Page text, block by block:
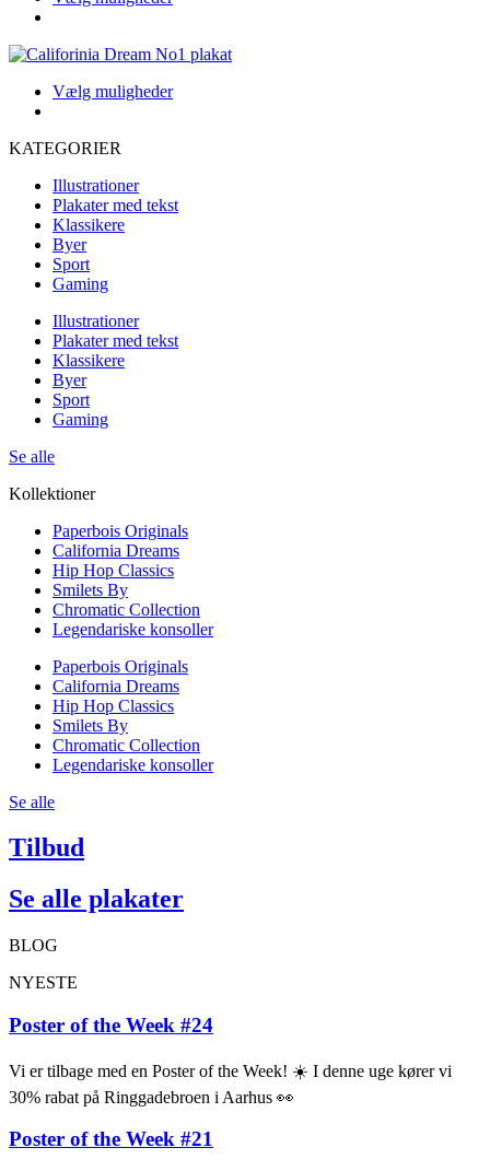
på
flere
Indstillingerne
Vælg mulighederDette
kan
KATEGORIER
Illustrationer
Plakater med tekst
Klassikere
Byer
Sport
Gaming
Illustrationer
Plakater med tekst
Klassikere
Byer
Sport
Gaming
Se alle
Kollektioner
Paperbois Originals
California Dreams
Hip Hop Classics
Smilets By
Chromatic Collection
Legendariske konsoller
Paperbois Originals
California Dreams
Hip Hop Classics
Smilets By
Chromatic Collection
Legendariske konsoller
Se alle
Tilbud
Se alle plakater
BLOG
NYESTE
Poster of the Week #24
Vi er tilbage med en Poster of the Week! ☀️ I denne uge kører vi
30% rabat på Ringgadebroen i Aarhus 👀
Poster of the Week #21